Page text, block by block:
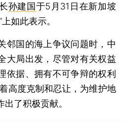
孙建国于5月31日在新加坡
如此表示。
国的海上争议问题时，中
大局出发，尽管对有关权益
依据、拥有不可争辩的权利
高度克制和忍让，为维护地
了积极贡献。